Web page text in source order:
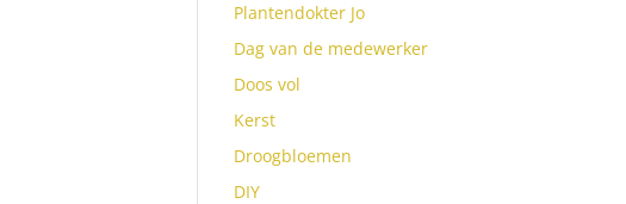
Plantendokter Jo
Dag van de medewerker
Doos vol
Kerst
Droogbloemen
DIY